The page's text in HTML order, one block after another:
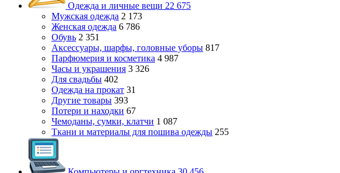
Одежда и личные вещи 22 675
Мужская одежда 2 173
Женская одежда 6 786
Обувь 2 351
Аксессуары, шарфы, головные уборы 817
Парфюмерия и косметика 4 987
Часы и украшения 3 326
Для свадьбы 402
Одежда на прокат 31
Другие товары 393
Потери и находки 67
Чемоданы, сумки, клатчи 1 087
Ткани и материалы для пошива одежды 255